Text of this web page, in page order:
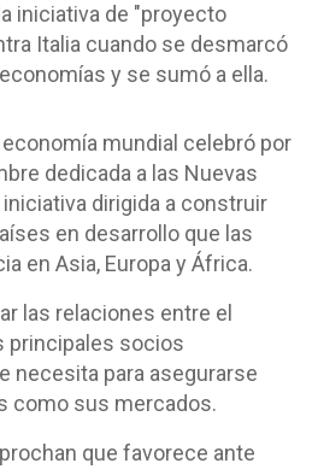
iniciativa de "proyecto
Italia cuando se desmarcó
y se sumó a ella.
mundial celebró por
dedicada a las Nuevas
iniciativa dirigida a construir
en desarrollo que las
en Asia, Europa y África.
las relaciones entre el
principales socios
necesita para asegurarse
como sus mercados.
que favorece ante